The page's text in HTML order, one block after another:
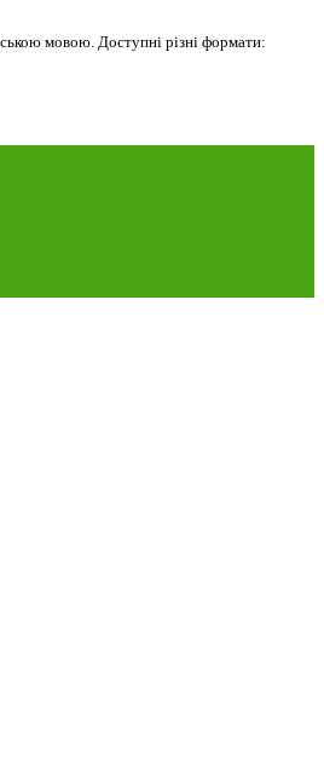
мовою. Доступні різні формати: